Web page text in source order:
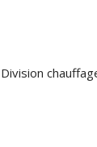
Division